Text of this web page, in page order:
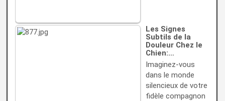
Les Signes
Subtils de la
Douleur Chez le
Chien:…
Imaginez-vous
dans le monde
silencieux de votre
fidèle compagnon